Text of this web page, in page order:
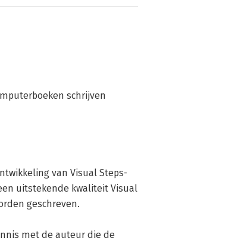
schrijven
van Visual Steps-
uitstekende kwaliteit Visual
geschreven.
met de auteur die de